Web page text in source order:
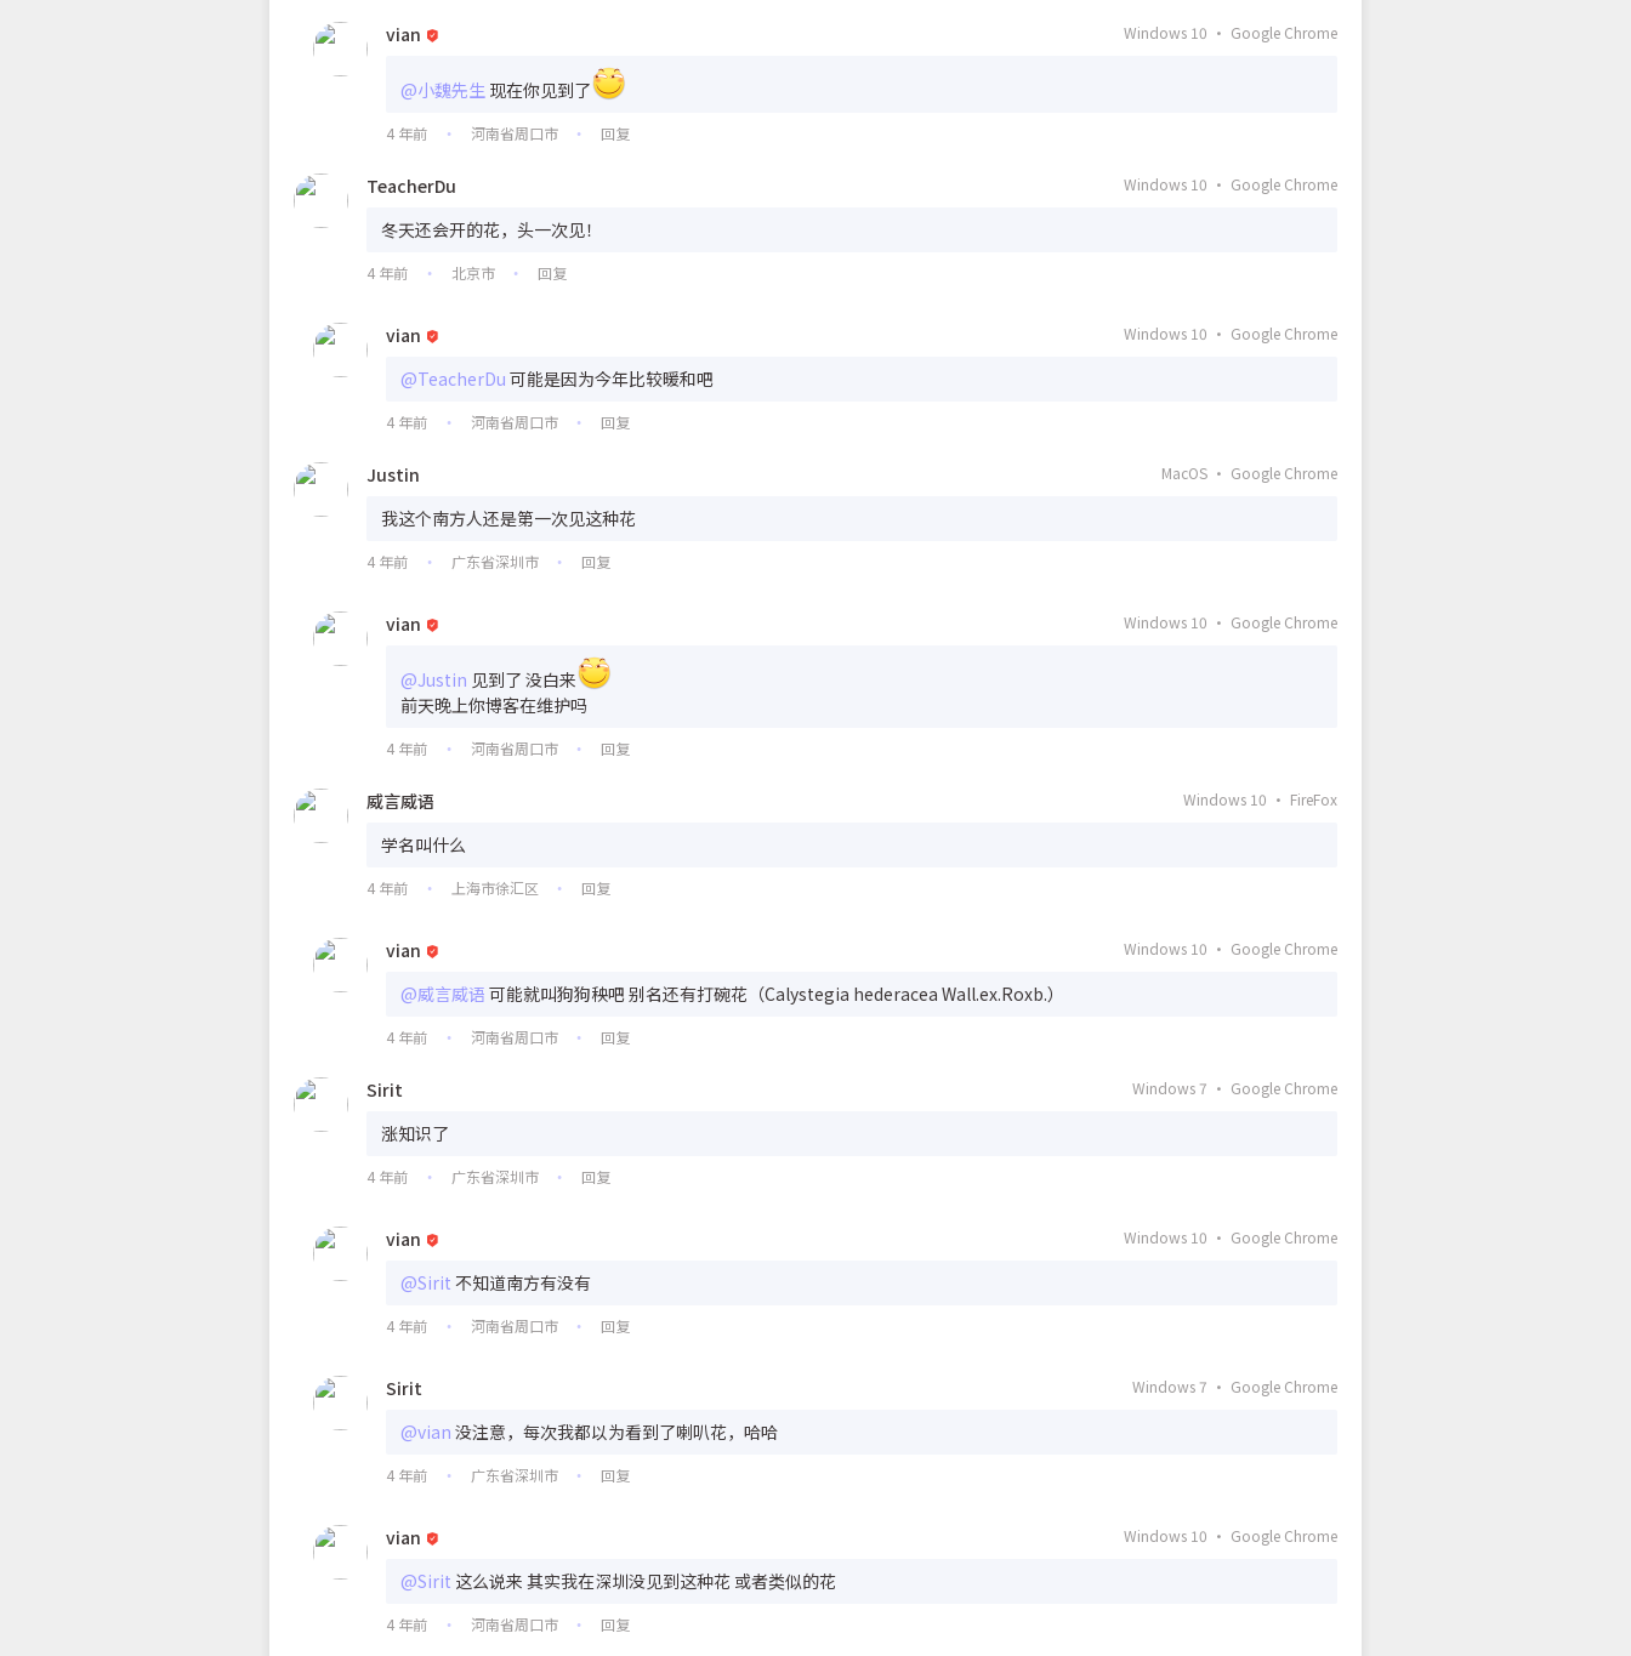
vian Windows 10 · Google Chrome
@小魏先生 现在你见到了
4 年前 • 河南省周口市 • 回复
TeacherDu Windows 10 · Google Chrome
冬天还会开的花，头一次见！
4 年前 • 北京市 • 回复
vian Windows 10 · Google Chrome
@TeacherDu 可能是因为今年比较暖和吧
4 年前 • 河南省周口市 • 回复
Justin MacOS · Google Chrome
我这个南方人还是第一次见这种花
4 年前 • 广东省深圳市 • 回复
vian Windows 10 · Google Chrome
@Justin 见到了 没白来
前天晚上你博客在维护吗
4 年前 • 河南省周口市 • 回复
威言威语 Windows 10 · FireFox
学名叫什么
4 年前 • 上海市徐汇区 • 回复
vian Windows 10 · Google Chrome
@威言威语 可能就叫狗狗秧吧 别名还有打碗花（Calystegia hederacea Wall.ex.Roxb.）
4 年前 • 河南省周口市 • 回复
Sirit Windows 7 · Google Chrome
涨知识了
4 年前 • 广东省深圳市 • 回复
vian Windows 10 · Google Chrome
@Sirit 不知道南方有没有
4 年前 • 河南省周口市 • 回复
Sirit Windows 7 · Google Chrome
@vian 没注意，每次我都以为看到了喇叭花，哈哈
4 年前 • 广东省深圳市 • 回复
vian Windows 10 · Google Chrome
@Sirit 这么说来 其实我在深圳没见到这种花 或者类似的花
4 年前 • 河南省周口市 • 回复